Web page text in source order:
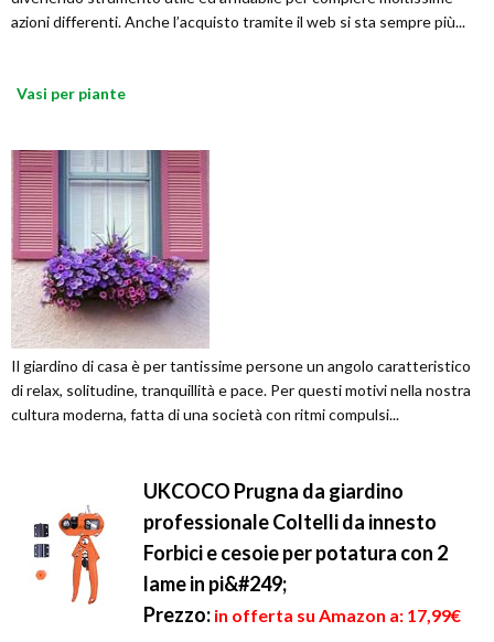
azioni differenti. Anche l’acquisto tramite il web si sta sempre più...
Vasi per piante
Il giardino di casa è per tantissime persone un angolo caratteristico
di relax, solitudine, tranquillità e pace. Per questi motivi nella nostra
cultura moderna, fatta di una società con ritmi compulsi...
UKCOCO Prugna da giardino
professionale Coltelli da innesto
Forbici e cesoie per potatura con 2
lame in pi&#249;
Prezzo: in offerta su Amazon a: 17,99€